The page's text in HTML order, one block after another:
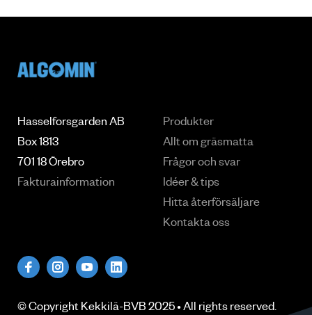
Hasselforsgarden AB
Box 1813
701 18 Örebro
Fakturainformation
Produkter
Allt om gräsmatta
Frågor och svar
Idéer & tips
Hitta återförsäljare
Kontakta oss
© Copyright Kekkilä-BVB 2025 • All rights reserved.